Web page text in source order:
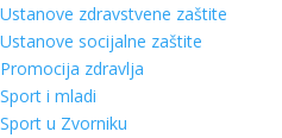
Ustanove zdravstvene zaštite
Ustanove socijalne zaštite
Promocija zdravlja
Sport i mladi
Sport u Zvorniku